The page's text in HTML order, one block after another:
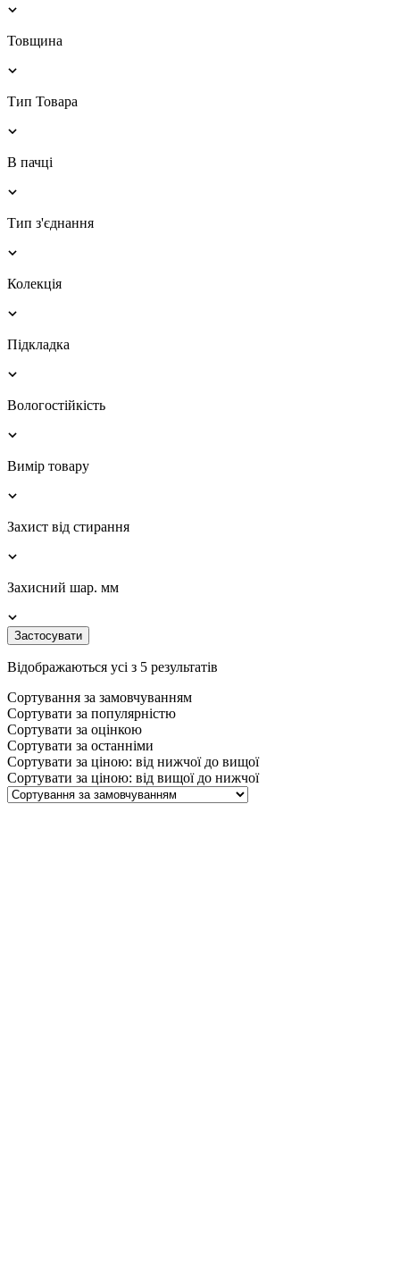
Товщина
Тип Товара
В пачці
Тип з'єднання
Колекція
Підкладка
Вологостійкість
Вимір товару
Захист від стирання
Захисний шар. мм
Застосувати
Відображаються усі з 5 результатів
Сортування за замовчуванням
Сортувати за популярністю
Сортувати за оцінкою
Сортувати за останніми
Сортувати за ціною: від нижчої до вищої
Сортувати за ціною: від вищої до нижчої